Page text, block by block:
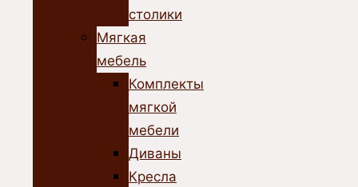
столики
Мягкая
мебель
Комплекты
мягкой
мебели
Диваны
Кресла